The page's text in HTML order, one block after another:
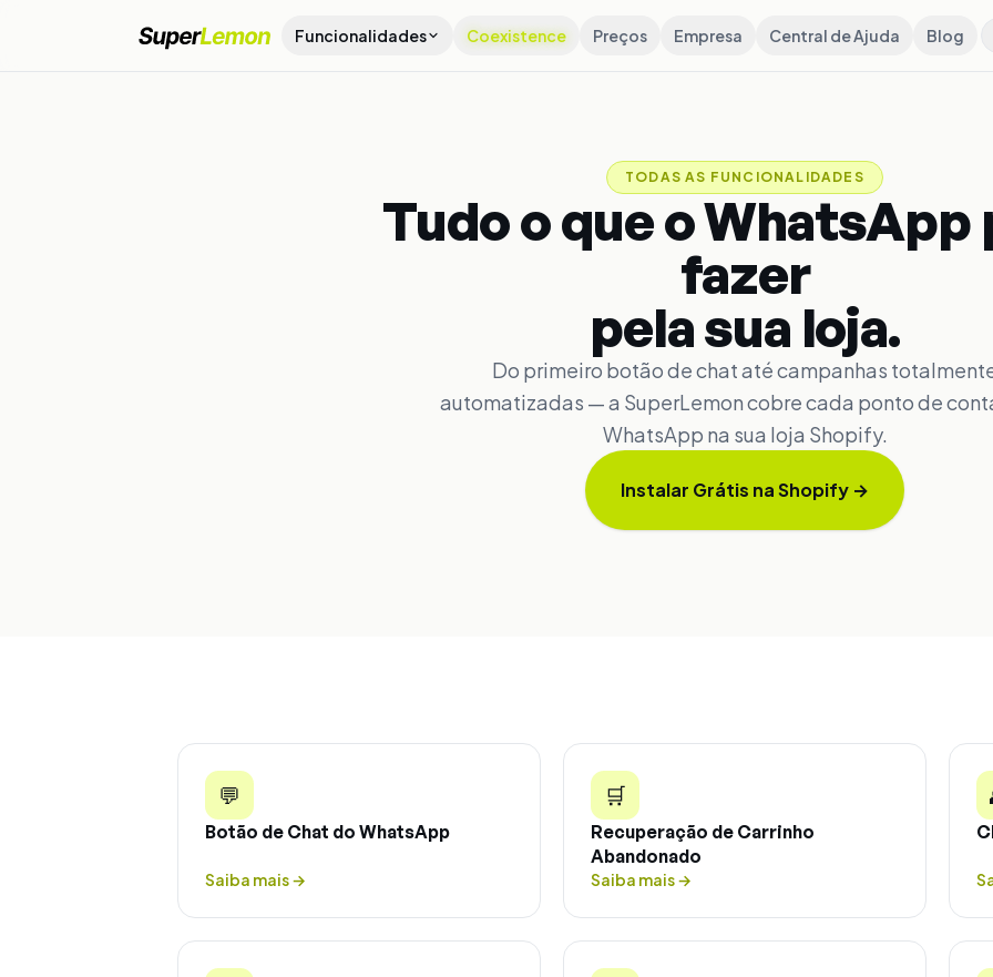
Funcionalidades Coexistence Preços Empresa Central de Ajuda Blog
TODAS AS FUNCIONALIDADES
Tudo o que o WhatsApp
fazer
pela sua loja.
Do primeiro botão de chat até campanhas
automatizadas — a SuperLemon cobre cada ponto de
WhatsApp na sua loja Shopify.
Instalar Grátis na Shopify →
💬
Botão de Chat do WhatsApp
Saiba mais→
🛒
Recuperação de Carrinho
Abandonado
Saiba mais→